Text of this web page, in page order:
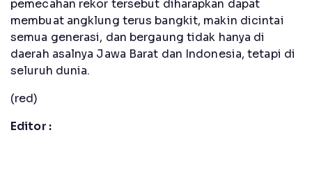
pemecahan rekor tersebut diharapkan dapat
membuat angklung terus bangkit, makin dicintai
semua generasi, dan bergaung tidak hanya di
daerah asalnya Jawa Barat dan Indonesia, tetapi di
seluruh dunia.
(red)
Editor :